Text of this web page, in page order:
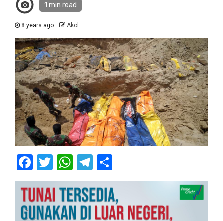
1 min read
8 years ago Akol
Facebook
Twitter
WhatsApp
Telegram